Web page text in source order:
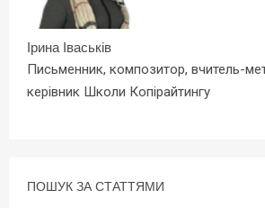
Ірина Іваськів
Письменник, композитор, вчитель-
керівник Школи Копірайтингу
ПОШУК ЗА СТАТТЯМИ